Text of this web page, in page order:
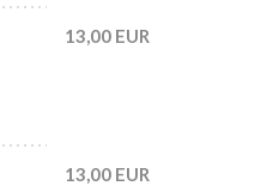
13,00 EUR
13,00 EUR